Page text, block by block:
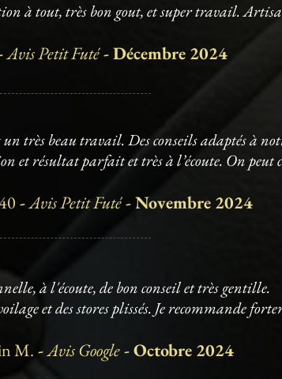
très beau travail. Des conseils adaptés à
et résultat parfait et très à l’écoute. On peut
-Avis Petit Futé- Novembre 2024
à tout, très bon gout, et super travail.
Avis Petit Futé- Décembre 2024
à l'écoute, de bon conseil et très gentille.
et des stores plissés. Je recommande
M. -Avis Google- Octobre 2024